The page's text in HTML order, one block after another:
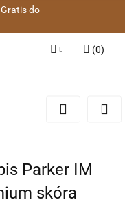
do
Zarejestruj się
(0)
Parker IM
skóra